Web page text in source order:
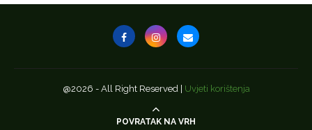
@2026 - All Right Reserved | Uvjeti korištenja
POVRATAK NA VRH